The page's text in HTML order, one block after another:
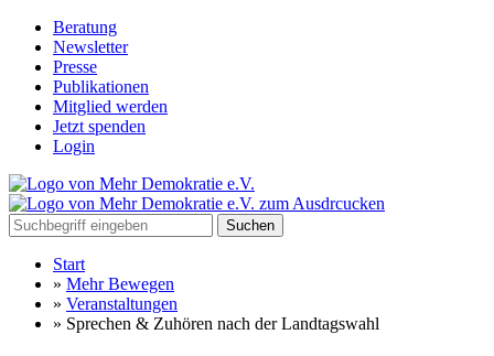
Beratung
Newsletter
Presse
Publikationen
Mitglied werden
Jetzt spenden
Login
Suchen
Start
» Mehr Bewegen
» Veranstaltungen
» Sprechen & Zuhören nach der Landtagswahl